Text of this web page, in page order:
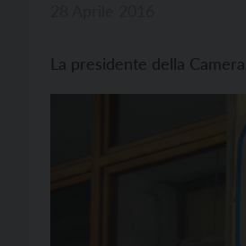
La presidente della